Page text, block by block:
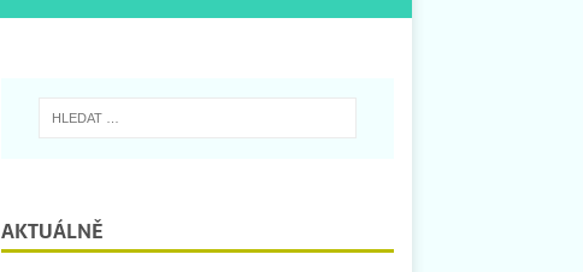
AKTUÁLNĚ